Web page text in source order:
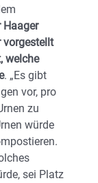
Haager
vorgestellt
welche
. „Es gibt
vor, pro
zu
würde
sei Platz